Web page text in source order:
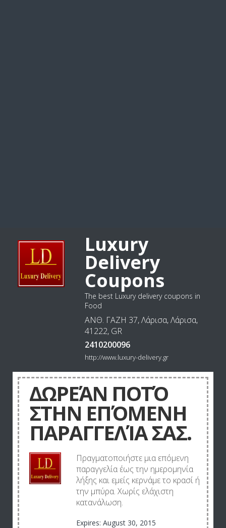
Luxury
Delivery
Coupons
The best Luxury delivery coupons in
Food
ΑΝΘ. ΓΑΖΗ 37, Λάρισα, Λάρισα,
41222, GR
2410200096
http://www.luxury-delivery.gr
ΔΩΡΕΆΝ ΠΟΤΌ
ΣΤΗΝ ΕΠΌΜΕΝΗ
ΠΑΡΑΓΓΕΛΊΑ ΣΑΣ.
Πραγματοποιήστε μια επόμενη
παραγγελία έως την ημερομηνία
λήξης και εμείς κερνάμε το κρασί ή
την μπύρα. Χωρίς ελάχιστη
κατανάλωση.
Expires: August 30, 2015